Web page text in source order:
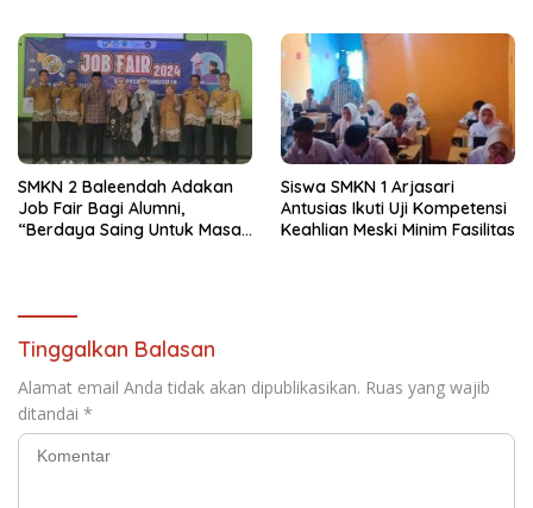
SMKN 2 Baleendah Adakan
Job Fair Bagi Alumni,
“Berdaya Saing Untuk Masa
Siswa SMKN 1 Arjasari
Antusias Ikuti Uji Kompetensi
Keahlian Meski Minim Fasilitas
Tinggalkan Balasan
Alamat email Anda tidak akan dipublikasikan. Ruas yang wajib
ditandai *